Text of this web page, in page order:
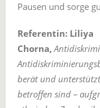
Pausen und sorge
Referentin: Liliya
Chorna,
berät und
betroffen sind –